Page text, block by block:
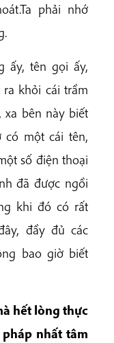
phải nhớ
ấy, tên gọi ấy,
khỏi cái trầm
xa bên này biết
có một cái tên,
số điện thoại
đã được ngồi
khi đó có rất
đầy đủ các
bao giờ biết
hết lòng thực
nhất tâm